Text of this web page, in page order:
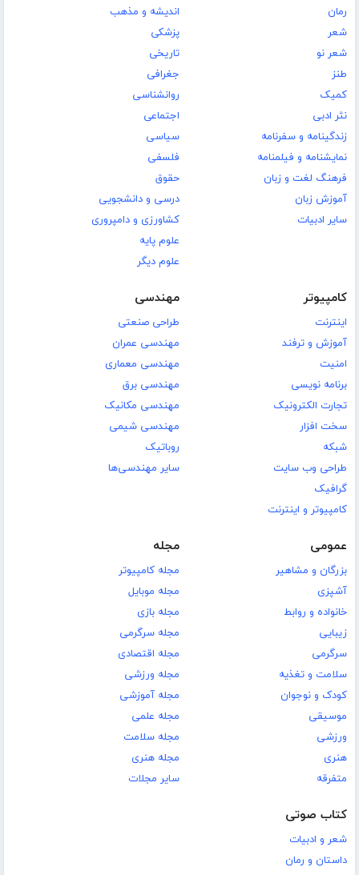
رمان
شعر
شعر نو
طنز
کمیک
نثر ادبی
زندگینامه و سفرنامه
نمایشنامه و فیلمنامه
فرهنگ لغت و زبان
آموزش زبان
سایر ادبیات
اندیشه و مذهب
پزشکی
تاریخی
جغرافی
روانشناسی
اجتماعی
سیاسی
فلسفی
حقوق
درسی و دانشجویی
کشاورزی و دامپروری
علوم پایه
علوم دیگر
کامپیوتر
اینترنت
آموزش و ترفند
امنیت
برنامه نویسی
تجارت الکترونیک
سخت افزار
شبکه
طراحی وب سایت
گرافیک
کامپیوتر و اینترنت
مهندسی
طراحی صنعتی
مهندسی عمران
مهندسی معماری
مهندسی برق
مهندسی مکانیک
مهندسی شیمی
روباتیک
سایر مهندسی‌ها
عمومی
بزرگان و مشاهیر
آشپزی
خانواده و روابط
زیبایی
سرگرمی
سلامت و تغذیه
کودک و نوجوان
موسیقی
ورزشی
هنری
متفرقه
مجله
مجله کامپیوتر
مجله موبایل
مجله بازی
مجله سرگرمی
مجله اقتصادی
مجله ورزشی
مجله آموزشی
مجله علمی
مجله سلامت
مجله هنری
سایر مجلات
کتاب صوتی
شعر و ادبیات
داستان و رمان